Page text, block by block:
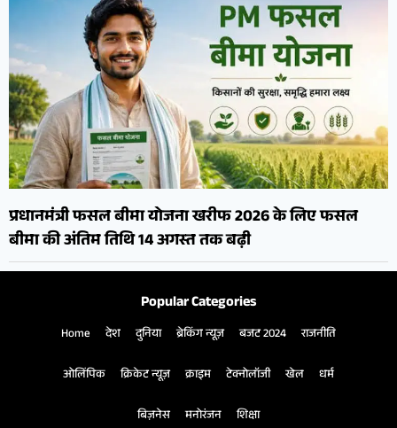
प्रधानमंत्री फसल बीमा योजना खरीफ 2026 के लिए फसल
बीमा की अंतिम तिथि 14 अगस्त तक बढ़ी
Popular Categories
Home देश दुनिया ब्रेकिंग न्यूज़ बजट 2024 राजनीति
ओलिंपिक क्रिकेट न्यूज़ क्राइम टेक्नोलॉजी खेल धर्म
बिज़नेस मनोरंजन शिक्षा